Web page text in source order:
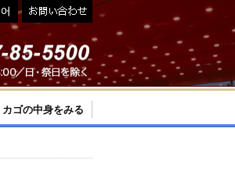
カゴの中身をみる